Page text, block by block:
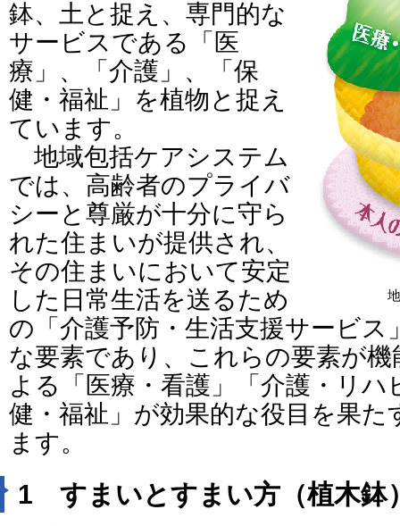
鉢、土と捉え、専門的な
サービスである「医
療」、「介護」、「保
健・福祉」を植物と捉え
ています。
地域包括ケアシステム
では、高齢者のプライバ
シーと尊厳が十分に守ら
れた住まいが提供され、
その住まいにおいて安定
した日常生活を送るため
の「介護予防・生活支援サービ
な要素であり、これらの要素が
よる「医療・看護」「介護・リ
健・福祉」が効果的な役目を果
ます。
1 すまいとすまい方（植木鉢